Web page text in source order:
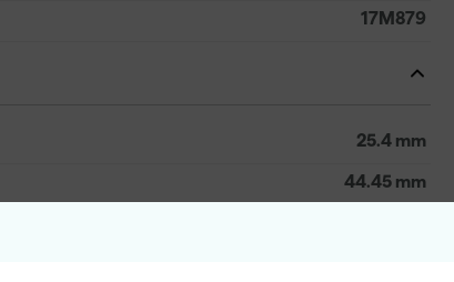
17M879
25.4 mm
44.45 mm